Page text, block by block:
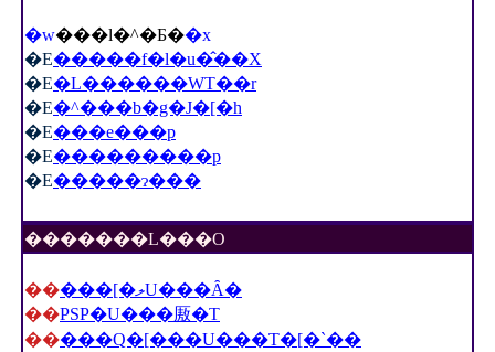
�w���l�^�Ƃ��x
�E�����f�l�u�̂��X
�E�L������WT��r
�E�^���b�g�J�[�h
�E���e���p
�E���������p
�E�����ɂ���
�������L���O
��
���[�ލU���Ȃ�
��PSP�U���厫�T
�����Q�[���U���T�[�`��